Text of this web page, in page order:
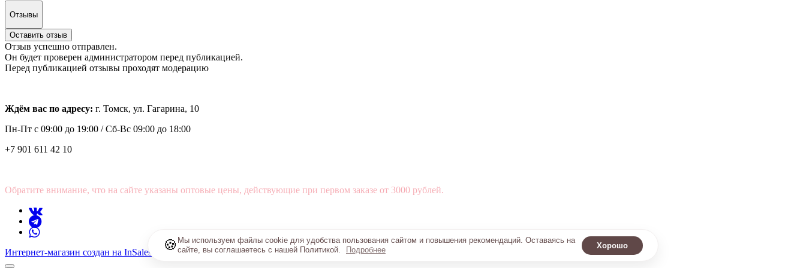
Отзывы
Оставить отзыв
Отзыв успешно отправлен.
Он будет проверен администратором перед публикацией.
Перед публикацией отзывы проходят модерацию
Ждём вас по адресу: г. Томск, ул. Гагарина, 10
Пн-Пт с 09:00 до 19:00 /Сб-Вс 09:00 до 18:00
+7 901 611 42 10
Обратите внимание, что на сайте указаны оптовые цены, действующие при первом заказе от 3000 рублей.
Интернет-магазин создан на InSales 🍪 Мы используем файлы cookie для удобства пользования сайтом и повышения рекомендаций. Оставаясь на
сайте, вы соглашаетесь с нашей Политикой.
Подробнее Хорошо